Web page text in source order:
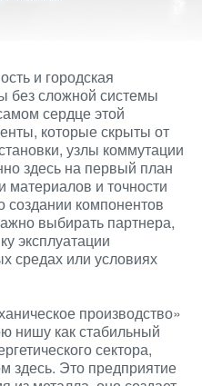
и городская
без сложной системы
сердце этой
которые скрыты от
узлы коммутации
здесь на первый план
материалов и точности
создании компонентов
выбирать партнера,
эксплуатации
средах или условиях
производство»
нишу как стабильный
сектора,
здесь. Это предприятие